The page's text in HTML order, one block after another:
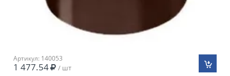
Артикул: 140053
1 477.54 / шт